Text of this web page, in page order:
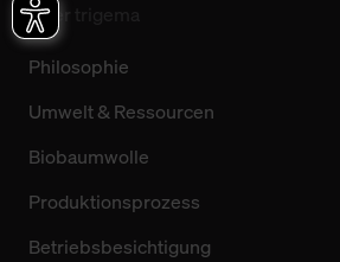
Über trigema
Philosophie
Umwelt & Ressourcen
Biobaumwolle
Produktionsprozess
Betriebsbesichtigung